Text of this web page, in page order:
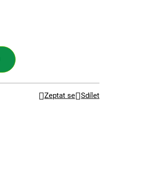
Zeptat se Sdílet